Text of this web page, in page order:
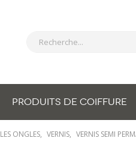
PRODUITS DE COIFFURE
LES ONGLES, VERNIS, VERNIS SEMI